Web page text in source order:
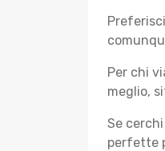
Per chi
meglio,
Se
perfette